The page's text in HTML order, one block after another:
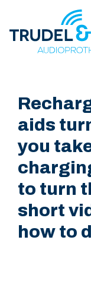
aids
you
to turn
short
how to